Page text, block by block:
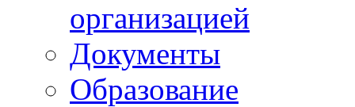
организацией
Документы
Образование